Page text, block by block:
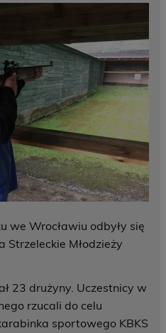
we Wrocławiu odbyły się
Młodzieży
23 drużyny. Uczestnicy w
rzucali do celu
sportowego KBKS